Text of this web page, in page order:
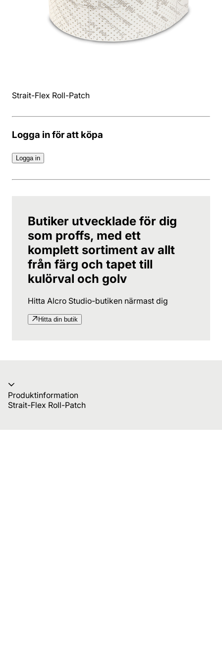
Strait-Flex Roll-Patch
Logga in för att köpa
Logga in
Butiker utvecklade för dig
som proffs, med ett
komplett sortiment av allt
från färg och tapet till
kulörval och golv
Hitta Alcro Studio-butiken närmast dig
Hitta din butik
Produktinformation
Strait-Flex Roll-Patch